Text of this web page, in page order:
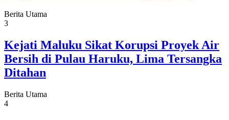
Berita Utama
3
Kejati Maluku Sikat Korupsi Proyek Air
Bersih di Pulau Haruku, Lima Tersangka
Ditahan
Berita Utama
4